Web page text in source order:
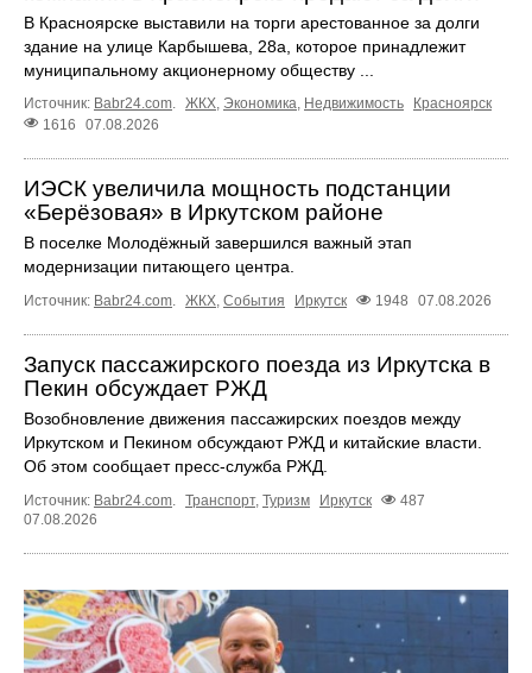
В Красноярске выставили на торги арестованное за долги
здание на улице Карбышева, 28а, которое принадлежит
муниципальному акционерному обществу ...
Источник: Babr24.com. ЖКХ, Экономика, Недвижимость
Красноярск
1616
07.08.2026
ИЭСК увеличила мощность подстанции
«Берёзовая» в Иркутском районе
В поселке Молодёжный завершился важный этап
модернизации питающего центра.
Источник: Babr24.com ЖКХ События Иркутск 1948 07.08.2026
Запуск пассажирского поезда из Иркутска в
Пекин обсуждает РЖД
Возобновление движения пассажирских поездов между
Иркутском и Пекином обсуждают РЖД и китайские власти.
Об этом сообщает пресс‑служба РЖД.
Источник: Babr24.com Транспорт, Туризм Иркутск
487
07.08.2026